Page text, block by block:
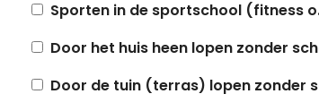
Sporten in de sportschool (fitness
Door het huis heen lopen zonder
Door de tuin (terras) lopen zonder